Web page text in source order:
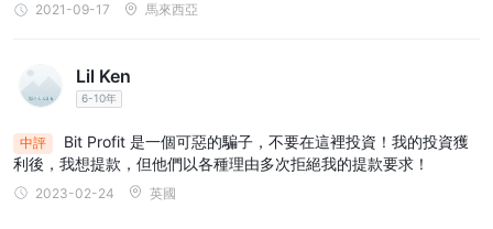
行排序來提供市場快照。市場篩選器允許交易者根據基本數
級。交叉匯率工具提供選定貨幣與主要貨幣相比的實時報
價，使交易者能夠比較匯率並識別潛在的套利機會。最後，
貨幣熱圖提供了貨幣市場的概覽，突出了最強和最弱的貨
幣，供交易者根據貨幣強度識別潛在的交易機會。總的來
說，BitProfit 的市場工具為交易者提供了一套全面的功能，
2021-09-17 馬來西亞
Lil Ken
6-10年
中評
Bit Profit 是一個可惡的騙子，不要在這裡投資！我的投資獲
利後，我想提款，但他們以各種理由多次拒絕我的提款要求！
2023-02-24 英國